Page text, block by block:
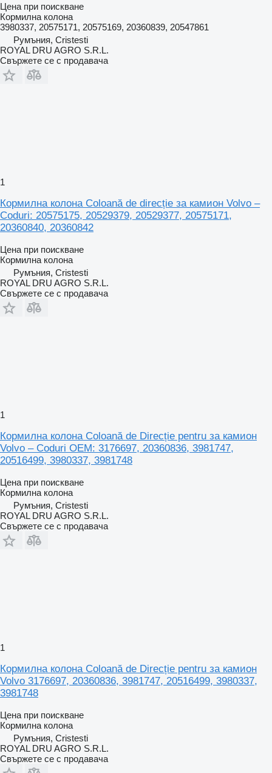
Цена при поискване
Кормилна колона
3980337, 20575171, 20575169, 20360839, 20547861
Румъния, Cristesti
ROYAL DRU AGRO S.R.L.
Свържете се с продавача
1
Кормилна колона Coloană de direcție за камион Volvo –
Coduri: 20575175, 20529379, 20529377, 20575171,
20360840, 20360842
Цена при поискване
Кормилна колона
Румъния, Cristesti
ROYAL DRU AGRO S.R.L.
Свържете се с продавача
1
Кормилна колона Coloană de Direcție pentru за камион
Volvo – Coduri OEM: 3176697, 20360836, 3981747,
20516499, 3980337, 3981748
Цена при поискване
Кормилна колона
Румъния, Cristesti
ROYAL DRU AGRO S.R.L.
Свържете се с продавача
1
Кормилна колона Coloană de Direcție pentru за камион
Volvo 3176697, 20360836, 3981747, 20516499, 3980337,
3981748
Цена при поискване
Кормилна колона
Румъния, Cristesti
ROYAL DRU AGRO S.R.L.
Свържете се с продавача